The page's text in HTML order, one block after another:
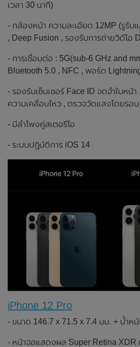
เวลา 30 นาที)
- กล้องหน้า ความละเอียด 12MP (รูรับ
, Deep Fusion , รองรับการถ่ายวิดีโอ
- การเชื่อมต่อ : 5G(sub‑6 GHz and
Bluetooth 5.0 , NFC , พอร์ต
- รองรับเซ็นเซอร์ Face ID จดจำใบหน้
ความเคลื่อนไหว , ตรวจวัดแสงโดยรอบ
- มีลำโพงคู่สเตอรีโอ
- ระบบปฏิบัติการ iOS 14
iPhone 12 Pro
- ขนาด 146.7 x 71.5 x 7.4 มม. + น้ำห
- หน้าจอแสดงผล Super Retina XDR